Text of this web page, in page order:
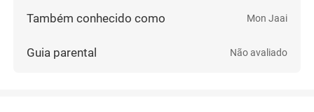
Também conhecido como Mon Jaai
Guia parental Não avaliado